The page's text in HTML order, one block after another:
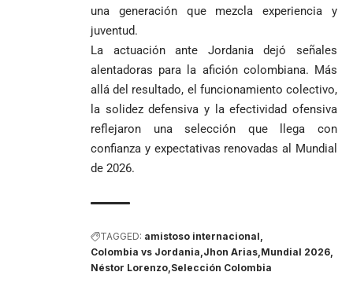
una generación que mezcla experiencia y
juventud.
La actuación ante Jordania dejó señales
alentadoras para la afición colombiana. Más
allá del resultado, el funcionamiento colectivo,
la solidez defensiva y la efectividad ofensiva
reflejaron una selección que llega con
confianza y expectativas renovadas al Mundial
de 2026.
TAGGED: amistoso internacional
Colombia vs Jordania Jhon Arias Mundial 2026
Néstor Lorenzo Selección Colombia